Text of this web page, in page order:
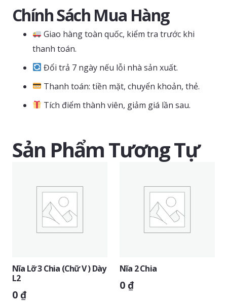
Chính Sách Mua Hàng
Giao hàng toàn quốc, kiểm tra trước khi
thanh toán.
Đổi trả 7 ngày nếu lỗi nhà sản xuất.
Thanh toán: tiền mặt, chuyển khoản, thẻ.
Tích điểm thành viên, giảm giá lần sau.
Sản Phẩm Tương Tự
Nĩa Lỡ 3 Chia (chữ V ) Dày
L2
0₫
Nĩa 2 Chia
0₫